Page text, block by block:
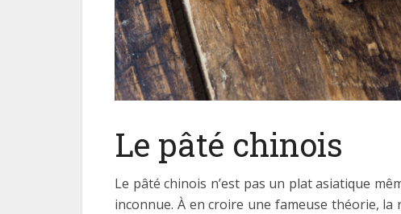
Le pâté chinois
Le pâté chinois n’est pas un plat asiatique
inconnue. À en croire une fameuse théorie,